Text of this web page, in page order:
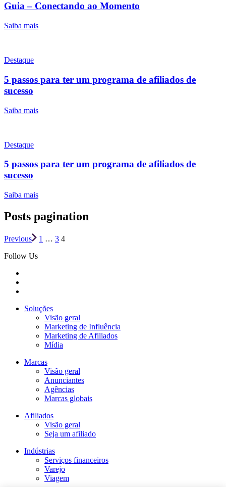
Guia – Conectando ao Momento
Saiba mais
Destaque
5 passos para ter um programa de afiliados de
sucesso
Saiba mais
Destaque
5 passos para ter um programa de afiliados de
sucesso
Saiba mais
Posts pagination
Previous 1 … 3 4
Follow Us
Soluções
Visão geral
Marketing de Influência
Marketing de Afiliados
Mídia
Marcas
Visão geral
Anunciantes
Agências
Marcas globais
Afiliados
Visão geral
Seja um afiliado
Indústrias
Serviços financeiros
Varejo
Viagem